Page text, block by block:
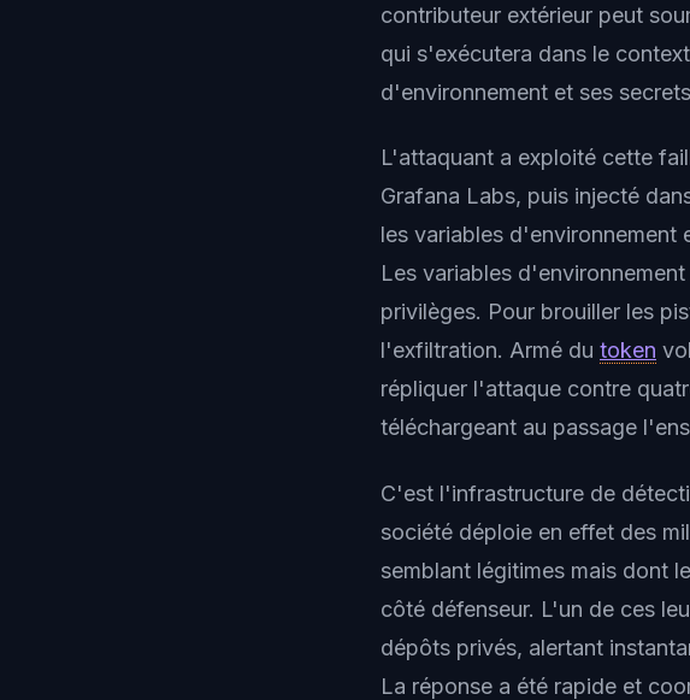
contributeur extérieur peut
qui s'exécutera dans le
d'environnement et ses
L'attaquant a exploité cette
Grafana Labs, puis injecté
les variables d'environnement
Les variables
privilèges. Pour brouiller les
l'exfiltration. Armé du token
répliquer l'attaque contre
téléchargeant au passage
C'est l'infrastructure de
société déploie en effet des
semblant légitimes mais dont
côté défenseur. L'un de ces
dépôts privés, alertant
La réponse a été rapide et